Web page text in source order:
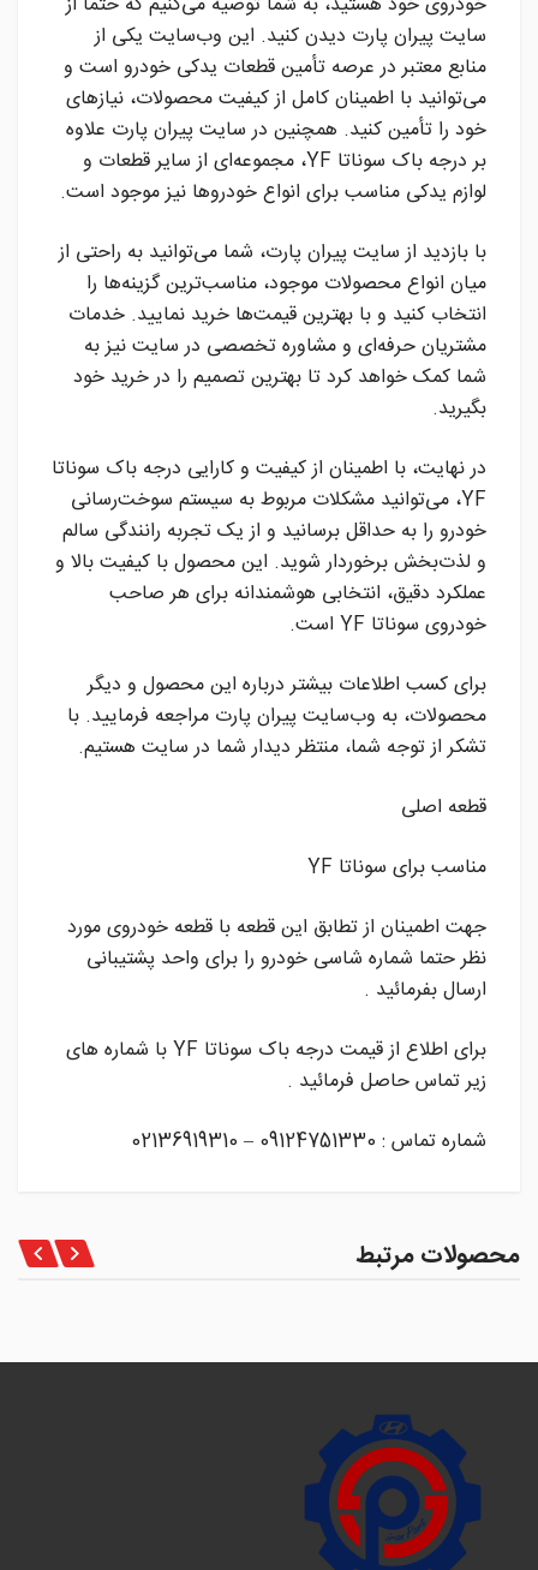
سایت پیران پارت دیدن کنید. این وب‌سایت یکی از
منابع معتبر در عرصه تأمین قطعات یدکی خودرو است و
می‌توانید با اطمینان كامل از کیفیت محصولات، نیازهای
خود را تأمین کنید. همچنین در سایت پیران پارت علاوه
بر درجه باک سوناتا YF، مجموعه‌ای از سایر قطعات و
لوازم یدکی مناسب برای انواع خودروها نیز موجود است.
با بازدید از سایت پیران پارت، شما می‌توانید به راحتی از
میان انواع محصولات موجود، مناسب‌ترین گزینه‌ها را
انتخاب کنید و با بهترین قیمت‌ها خرید نمایید. خدمات
مشتریان حرفه‌ای و مشاوره تخصصی در سایت نیز به
شما کمک خواهد کرد تا بهترین تصمیم را در خرید خود
بگیرید.
در نهایت، با اطمینان از کیفیت و کارایی درجه باک سوناتا
YF، می‌توانید مشکلات مربوط به سیستم سوخت‌رسانی
خودرو را به حداقل برسانید و از یک تجربه رانندگی سالم
و لذت‌بخش برخوردار شوید. این محصول با کیفیت بالا و
عملکرد دقیق، انتخابی هوشمندانه برای هر صاحب
خودروی سوناتا YF است.
برای کسب اطلاعات بیشتر درباره این محصول و دیگر
محصولات، به وب‌سایت پیران پارت مراجعه فرمایید. با
تشکر از توجه شما، منتظر دیدار شما در سایت هستیم.
قطعه اصلی
مناسب برای سوناتا YF
جهت اطمینان از تطابق این قطعه با قطعه خودروی مورد
نظر حتما شماره شاسی خودرو را برای واحد پشتیبانی
ارسال بفرمائید .
برای اطلاع از قیمت درجه باک سوناتا YF با شماره های
زیر تماس حاصل فرمائید .
شماره تماس : 09124751330 – 02136919310
محصولات مرتبط